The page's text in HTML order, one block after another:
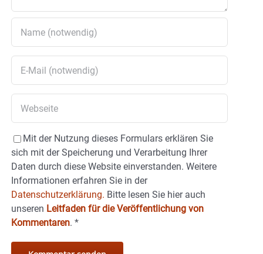
Mit der Nutzung dieses Formulars erklären Sie
sich mit der Speicherung und Verarbeitung Ihrer
Daten durch diese Website einverstanden. Weitere
Informationen erfahren Sie in der
Datenschutzerklärung. Bitte lesen Sie hier auch
unseren Leitfaden für die Veröffentlichung von
Kommentaren. *